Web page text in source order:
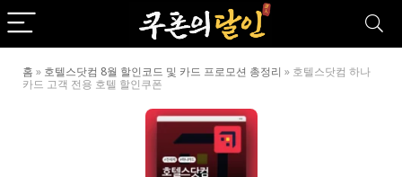
홈 » 호텔스닷컴 8월 할인코드 및 카드 프로모션 총정리 » 호텔스닷컴 하나
카드 고객 전용 호텔 할인쿠폰